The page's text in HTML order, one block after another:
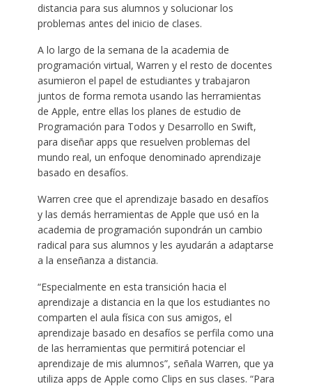
distancia para sus alumnos y solucionar los
problemas antes del inicio de clases.
A lo largo de la semana de la academia de
programación virtual, Warren y el resto de docentes
asumieron el papel de estudiantes y trabajaron
juntos de forma remota usando las herramientas
de Apple, entre ellas los planes de estudio de
Programación para Todos y Desarrollo en Swift,
para diseñar apps que resuelven problemas del
mundo real, un enfoque denominado aprendizaje
basado en desafíos.
Warren cree que el aprendizaje basado en desafíos
y las demás herramientas de Apple que usó en la
academia de programación supondrán un cambio
radical para sus alumnos y les ayudarán a adaptarse
a la enseñanza a distancia.
“Especialmente en esta transición hacia el
aprendizaje a distancia en la que los estudiantes no
comparten el aula física con sus amigos, el
aprendizaje basado en desafíos se perfila como una
de las herramientas que permitirá potenciar el
aprendizaje de mis alumnos”, señala Warren, que ya
utiliza apps de Apple como Clips en sus clases. “Para